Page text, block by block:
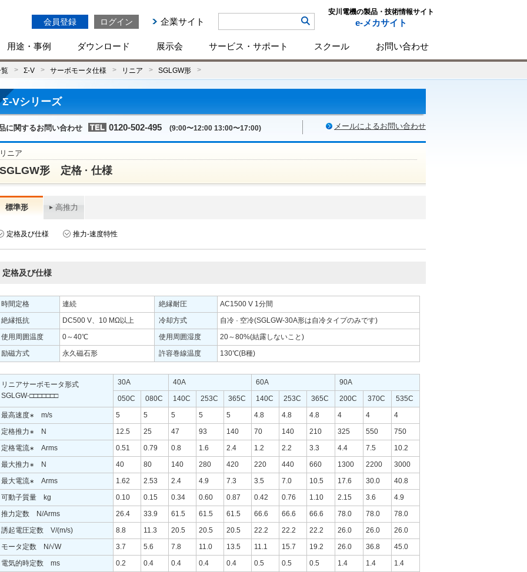
会員登録 ログイン 企業サイト
安川電機の製品・技術情報サイト
e-メカサイト
用途・事例 ダウンロード 展示会 サービス・サポート スクール お問い合わせ
覧 Σ-V サーボモータ仕様 リニア SGLGW形
Σ-Vシリーズ
に関するお問い合わせ 0120-502-495 (9:00〜12:00 13:00〜17:00) メールによるお問い合わせ
リニア
SGLGW形 定格 · 仕様
標準形 高推力
定格及び仕様 推力-速度特性
定格及び仕様
時間定格 連続 絶縁耐圧
AC1500 V 1分間
絶縁抵抗
DC500 V、10 MΩ以上 冷却方式
自冷 · 空冷(SGLGW-30A形は自冷タイプのみです)
使用周囲温度
0～40℃ 使用周囲湿度
20～80%(結露しないこと)
励磁方式
永久磁石形 許容巻線温度 130℃(B種)
リニアサーボモータ形式
SGLGW-□□□□□□□
30A 40A 60A
90A
050C
080C 140C 253C 365C 140C 253C 365C 200C 370C
535C
最高速度∗ m/s 5 5 5 5 5 4.8 4.8 4.8 4 4
4
定格推力∗ N 12.5 25 47 93 140 70 140 210 325 550
750
定格電流∗ Arms 0.51 0.79 0.8 1.6 2.4 1.2 2.2 3.3 4.4 7.5
10.2
最大推力∗ N 40 80 140 280 420 220 440 660 1300 2200
3000
最大電流∗ Arms 1.62 2.53 2.4 4.9 7.3 3.5 7.0 10.5 17.6 30.0
40.8
可動子質量 kg
0.10 0.15 0.34 0.60 0.87 0.42 0.76 1.10 2.15 3.6
4.9
推力定数 N/Arms
26.4 33.9 61.5 61.5 61.5 66.6 66.6 66.6 78.0 78.0
78.0
誘起電圧定数 V/(m/s)
8.8 11.3 20.5 20.5 20.5 22.2 22.2 22.2 26.0 26.0
26.0
モータ定数 N/√W
3.7 5.6 7.8 11.0 13.5 11.1 15.7 19.2 26.0 36.8
45.0
電気的時定数 ms
0.2 0.4 0.4 0.4 0.4 0.5 0.5 0.5 1.4 1.4
1.4